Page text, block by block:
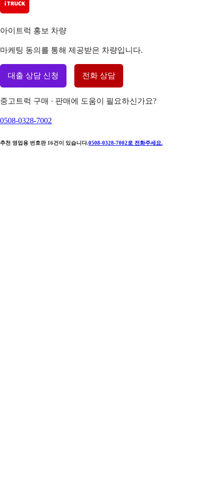
아이트럭 홍보 차량
마케팅 동의를 통해 제공받은 차량입니다.
대출 상담 신청 전화 상담
중고트럭 구매 · 판매에 도움이 필요하신가요?
0508-0328-7002
추천 영업용 번호판 16건이 있습니다.0508-0328-7002 로 전화주세요.